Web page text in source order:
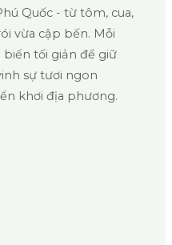
Quốc - từ tôm, cua,
vừa cập bến. Mỗi
biến tối giản để giữ
sự tươi ngon
khơi địa phương.